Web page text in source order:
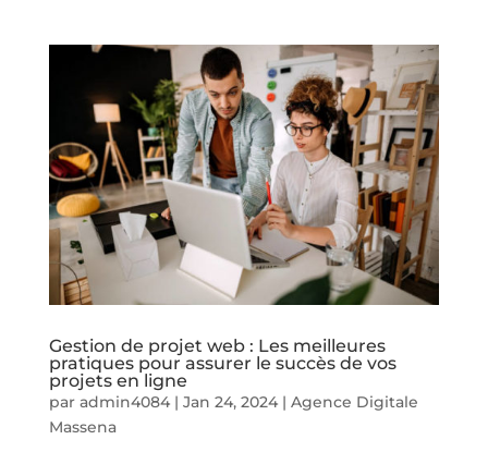
Gestion de projet web : Les meilleures
pratiques pour assurer le succès de vos
projets en ligne
par admin4084| Jan 24, 2024| Agence Digitale
Massena